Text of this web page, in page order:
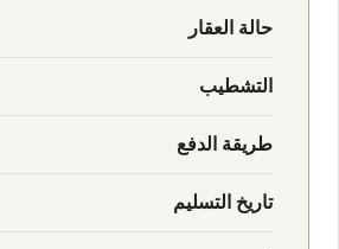
حالة العقار
التشطيب
طريقة الدفع
تاريخ التسليم